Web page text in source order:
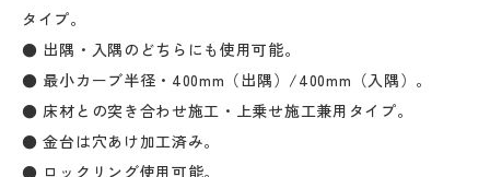
タイプ。
● 出隅・入隅のどちらにも使用可能。
● 最小カーブ半径・400mm（出隅）/400mm（入隅）。
● 床材との突き合わせ施工・上乗せ施工兼用タイプ。
● 金台は穴あけ加工済み。
● ロックリング使用可能。